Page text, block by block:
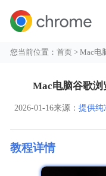
您当前位置：首页 > Mac电
Mac电脑谷歌浏
2026-01-16来源： 提供纯
教程详情